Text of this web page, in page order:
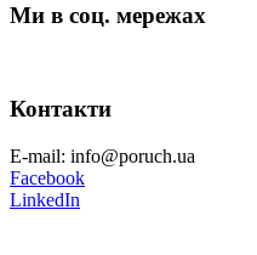
Ми в соц. мережах
Контакти
E-mail: info@poruch.ua
Facebook
LinkedIn